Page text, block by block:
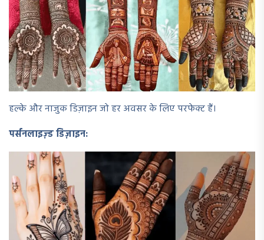
हल्के और नाजुक डिज़ाइन जो हर अवसर के लिए परफेक्ट हैं।
पर्सनलाइज़्ड डिज़ाइन: